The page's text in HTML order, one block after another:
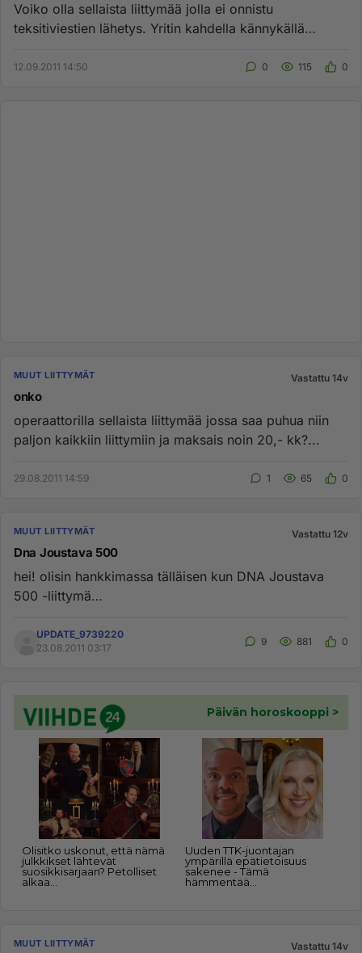
Voiko olla sellaista liittymää jolla ei onnistu
teksitiviestien lähetys. Yritin kahdella kännykällä
12.09.2011 14:50 0 115 0
MUUT LIITTYMÄT Vastattu 14v
onko
operaattorilla sellaista liittymää jossa saa puhua niin
paljon kaikkiin liittymiin ja maksais noin 20,- kk?...
29.08.2011 14:59 1 65 0
MUUT LIITTYMÄT Vastattu 12v
Dna Joustava 500
hei! olisin hankkimassa tälläisen kun DNA Joustava
500 -liittymä
UPDATE_9739220
23.08.2011 03:17
9 881 0
MUUT LIITTYMÄT Vastattu 14v